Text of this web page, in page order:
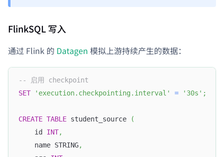
FlinkSQL 写入
通过 Flink 的 Datagen 模拟上游持续产生的数据：
-- 启用 checkpoint
SET
'execution.checkpointing.interval' = '30s' ;
CREATE TABLE student_source
(
    id
INT,
    name STRING
,